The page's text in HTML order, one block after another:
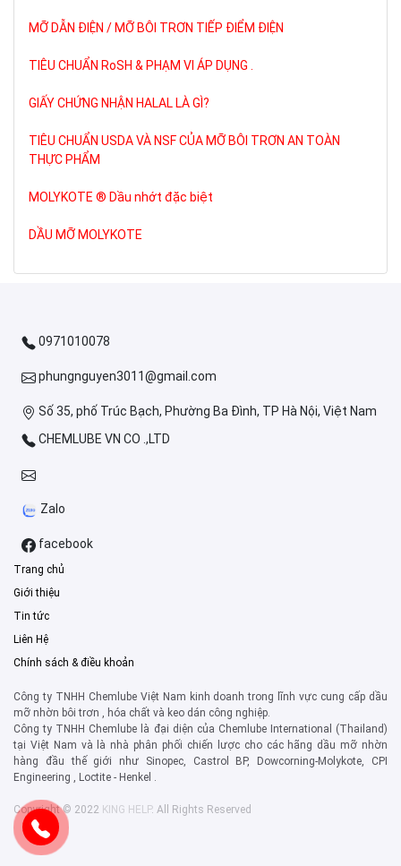
MỠ DẪN ĐIỆN / MỠ BÔI TRƠN TIẾP ĐIỂM ĐIỆN
TIÊU CHUẨN RoSH & PHẠM VI ÁP DỤNG .
GIẤY CHỨNG NHẬN HALAL LÀ GÌ?
TIÊU CHUẨN USDA VÀ NSF CỦA MỠ BÔI TRƠN AN TOÀN
THỰC PHẨM
MOLYKOTE ® Dầu nhớt đặc biệt
DẦU MỠ MOLYKOTE
0971010078
phungnguyen3011@gmail.com
Số 35, phố Trúc Bạch, Phường Ba Đình, TP Hà Nội, Việt Nam
CHEMLUBE VN CO .,LTD
Zalo
facebook
Trang chủ
Giới thiệu
Tin tức
Liên Hệ
Chính sách & điều khoản
Công ty TNHH Chemlube Việt Nam kinh doanh trong lĩnh vực cung cấp dầu
mỡ nhờn bôi trơn , hóa chất và keo dán công nghiệp.
Công ty TNHH Chemlube là đại diện của Chemlube International (Thailand)
tại Việt Nam và là nhà phân phối chiến lược cho các hãng dầu mỡ nhờn
hàng đầu thế giới như Sinopec, Castrol BP, Dowcorning-Molykote, CPI
Engineering , Loctite - Henkel .
Copyright © 2022 KING HELP. All Rights Reserved